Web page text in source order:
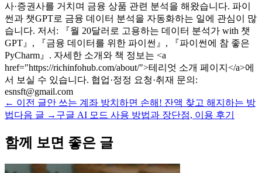
사·증권사를 거치며 금융 상품 관련 분석을 해왔습니다. 파이
썬과 챗GPT로 금융 데이터 분석을 자동화하는 일에 관심이 많
습니다. 저서: 『월 20달러로 고용하는 데이터 분석가 with 챗
GPT』, 『금융 데이터를 위한 파이썬』, 『파이썬에 참 좋은
PyCharm』. 자세한 소개와 책 정보는 <a
href="https://richinfohub.com/about/">테리엇 소개 페이지</a>에
서 보실 수 있습니다. 협업·정정 요청·취재 문의:
esnsft@gmail.com
← 이전 글안 쓰는 계좌 방치하면 손해! 잔액 찾고 해지하는 방
법다음 글 → 구글 AI 모드 사용 방법과 장단점, 이용 후기
함께 보면 좋은 글